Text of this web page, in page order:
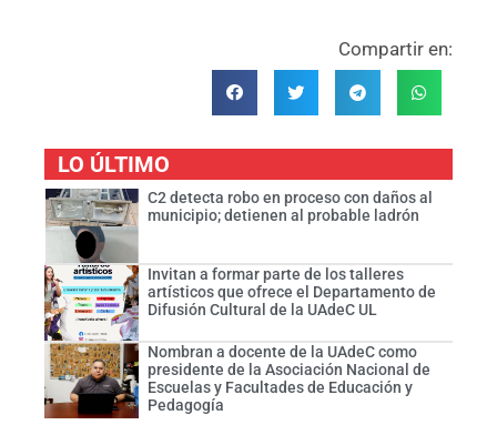
Compartir en:
LO ÚLTIMO
C2 detecta robo en proceso con daños al
municipio; detienen al probable ladrón
Invitan a formar parte de los talleres
artísticos que ofrece el Departamento de
Difusión Cultural de la UAdeC UL
Nombran a docente de la UAdeC como
presidente de la Asociación Nacional de
Escuelas y Facultades de Educación y
Pedagogía